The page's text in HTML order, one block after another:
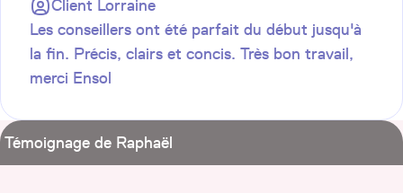
Client Lorraine
Les conseillers ont été parfait du début jusqu'à
la fin. Précis, clairs et concis. Très bon travail,
merci Ensol
Témoignage de Raphaël